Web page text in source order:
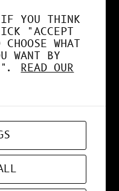
RESEARCH 2.13
: LA
YOU THINK
"ACCEPT
WHAT
WANT BY
READ OUR